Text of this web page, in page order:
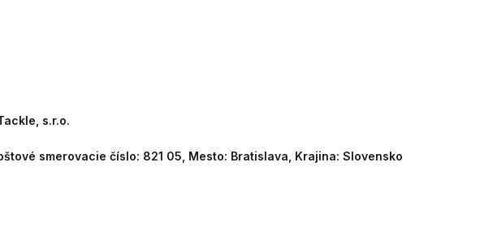
s.r.o.
smerovacie číslo: 821 05, Mesto: Bratislava, Krajina: Slovensko